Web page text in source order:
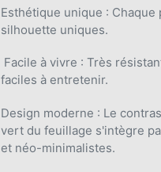
Esthétique unique : Chaque
silhouette uniques.
Facile à vivre : Très
faciles à entretenir.
Design moderne : Le
vert du feuillage s'intègre
et néo-minimalistes.